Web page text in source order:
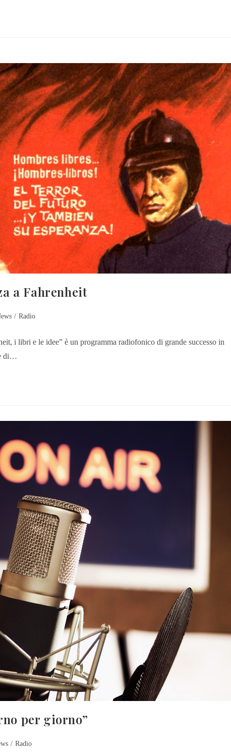
a Fahrenheit
/ Radio
i libri e le idee” è un programma radiofonico di grande successo in
di…
per giorno”
/ Radio